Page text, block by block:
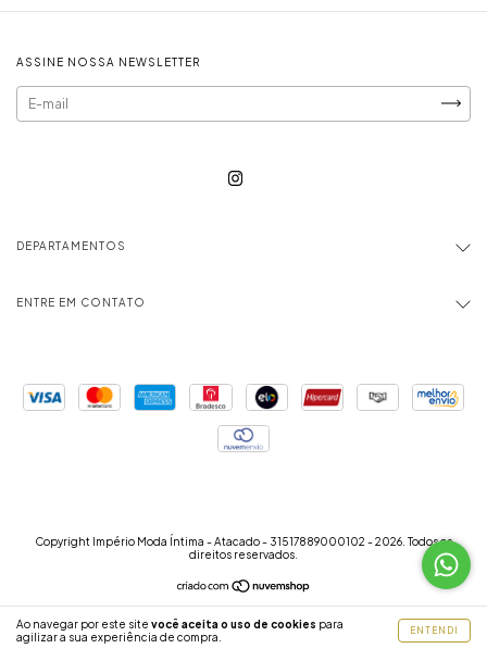
Ao navegar por este site você aceita o uso de cookies para
agilizar a sua experiência de compra.
ENTENDI
ASSINE NOSSA NEWSLETTER
DEPARTAMENTOS
ENTRE EM CONTATO
Copyright Império Moda Íntima - Atacado - 31517889000102 - 2026. Todos os
direitos reservados.